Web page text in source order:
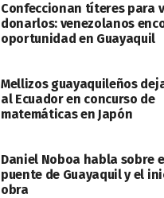
Confeccionan títeres para
donarlos: venezolanos
oportunidad en Guayaquil
Mellizos guayaquileños
al Ecuador en concurso de
matemáticas en Japón
Daniel Noboa habla sobre
puente de Guayaquil y el
obra